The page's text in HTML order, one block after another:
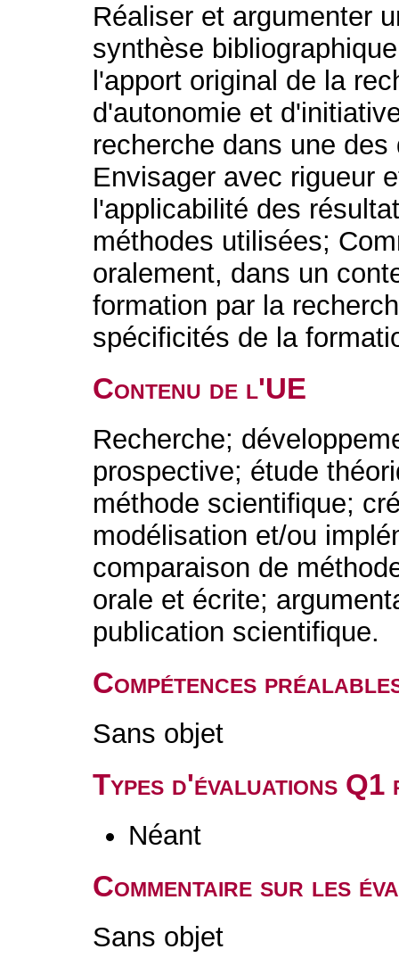
Réaliser et argumenter
synthèse
l'apport original de la
d'autonomie et
recherche dans une
Envisager avec rigueur
l'applicabilité des
méthodes utilisées;
oralement, dans un
formation par la
spécificités de la
Contenu de l'UE
Recherche;
prospective; étude
méthode scientifique;
modélisation et/ou
comparaison de
orale et écrite;
publication scientifique.
Compétences
Sans objet
Types d'évaluations
Néant
Commentaire sur les
Sans objet